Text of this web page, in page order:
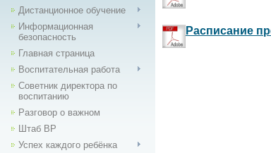
Дистанционное обучение
Информационная
безопасность
Главная страница
Воспитательная работа
Советник директора по
воспитанию
Разговор о важном
Штаб ВР
Успех каждого ребёнка
Расписание